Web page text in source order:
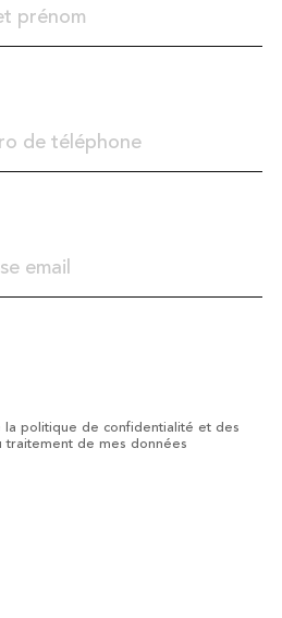
la politique de confidentialité et des
traitement de mes données